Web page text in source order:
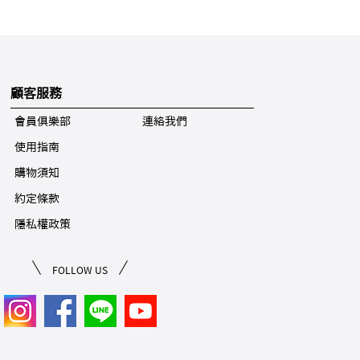
顧客服務
會員俱樂部
使用指南
購物須知
約定條款
隱私權政策
連絡我們
FOLLOW US